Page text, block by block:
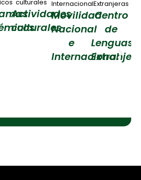
Actividades
culturales
Movilidad
Nacional
e
Internacional
Centro
de
Lenguas